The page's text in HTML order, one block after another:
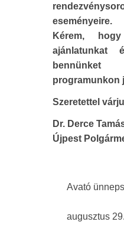
eseményeire.
Kérem,
ajánlatunkat
programunkon
Szeretettel
Dr. Derce
Újpest
Avató